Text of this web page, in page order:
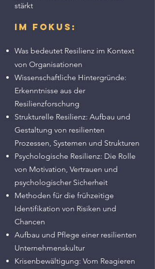
stärkt
Im FokuS:
Was bedeutet Resilienz im Kontext
von Organisationen
Wissenschaftliche Hintergründe:
Erkenntnisse aus der
Resilienzforschung
Strukturelle Resilienz: Aufbau und
Gestaltung von resilienten
Prozessen, Systemen und Strukturen
Psychologische Resilienz: Die Rolle
von Motivation, Vertrauen und
psychologischer Sicherheit
Methoden für die frühzeitige
Identifikation von Risiken und
Chancen
Aufbau und Pflege einer resilienten
Unternehmenskultur
Krisenbewältigung: Vom Reagieren